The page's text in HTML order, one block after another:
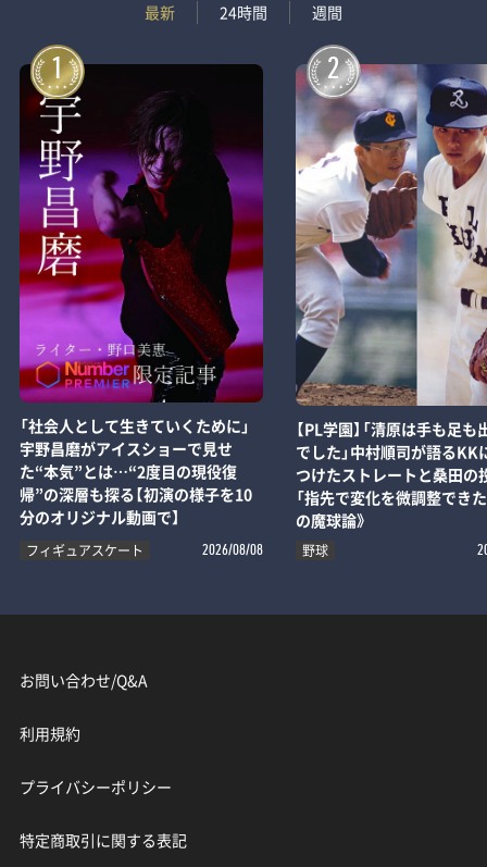
最新
24時間 週間
1
「社会人として生きていくために」
宇野昌磨がアイスショーで見せ
た“本気”とは…“2度目の現役復
帰”の深層も探る【初演の様子を10
分のオリジナル動画で】
フィギュアスケート 2026/08/08
2
【PL学園】「清原は手も足も
でした」中村順司が語るKK
つけたストレートと桑田の
「指先で変化を微調整できた
の魔球論》
野球
お問い合わせ/Q&A
利用規約
プライバシーポリシー
特定商取引に関する表記